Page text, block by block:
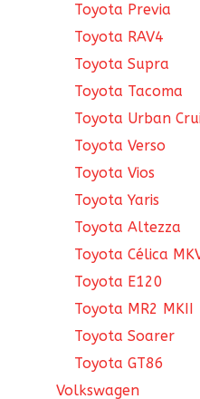
Toyota Previa
Toyota RAV4
Toyota Supra
Toyota Tacoma
Toyota Urban
Toyota Verso
Toyota Vios
Toyota Yaris
Toyota Altezza
Toyota Célica
Toyota E120
Toyota MR2 MKII
Toyota Soarer
Toyota GT86
Volkswagen